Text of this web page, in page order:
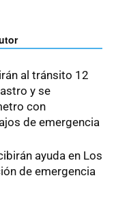
al tránsito 12
y se
con
de emergencia
ayuda en Los
de emergencia